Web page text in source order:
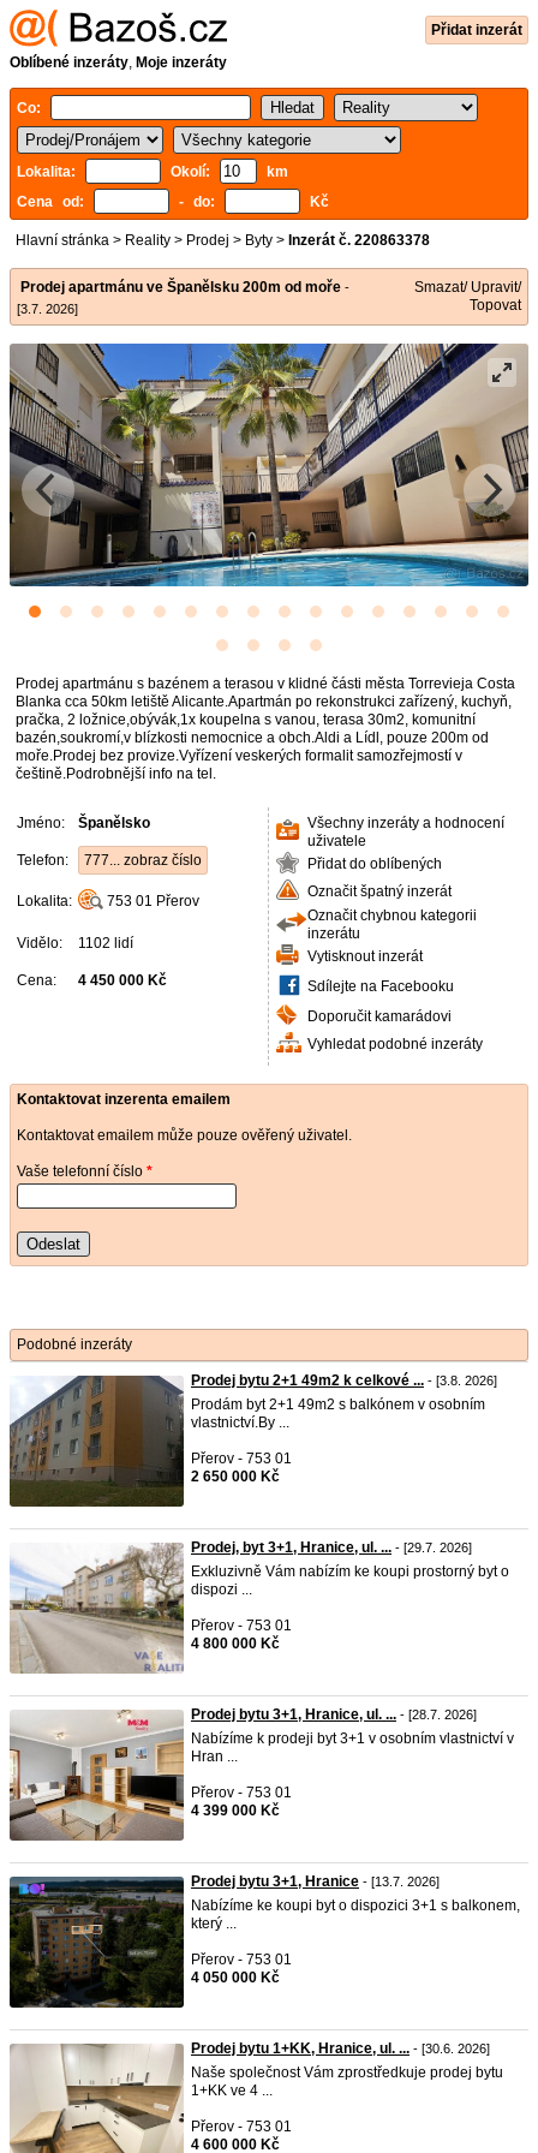
Přidat inzerát
Oblíbené inzeráty, Moje inzeráty
Co:
Lokalita: Okolí:
km
Cena od:
- do: Kč
Hlavní stránka > Reality > Prodej > Byty > Inzerát č. 220863378
Prodej apartmánu ve Španělsku 200m od moře -
[3.7. 2026]
Smazat/ Upravit/
Topovat
Prodej apartmánu s bazénem a terasou v klidné části města Torrevieja Costa
Blanka cca 50km letiště Alicante.Apartmán po rekonstrukci zařízený, kuchyň,
pračka, 2 ložnice,obývák,1x koupelna s vanou, terasa 30m2, komunitní
bazén,soukromí,v blízkosti nemocnice a obch.Aldi a Lídl, pouze 200m od
moře.Prodej bez provize.Vyřízení veskerých formalit samozřejmostí v
češtině.Podrobnější info na tel.
Jméno: Španělsko
Telefon: 777... zobraz číslo
Lokalita: 753 01 Přerov
Vidělo: 1102 lidí
Cena: 4 450 000 Kč
Všechny inzeráty a hodnocení
uživatele
Přidat do oblíbených
Označit špatný inzerát
Označit chybnou kategorii
inzerátu
Vytisknout inzerát
Sdílejte na Facebooku
Doporučit kamarádovi
Vyhledat podobné inzeráty
Kontaktovat inzerenta emailem
Kontaktovat emailem může pouze ověřený uživatel.
Vaše telefonní číslo *
Odeslat
Podobné inzeráty
Prodej bytu 2+1 49m2 k celkové ... - [3.8. 2026]
Prodám byt 2+1 49m2 s balkónem v osobním
vlastnictví.By ...
Přerov - 753 01
2 650 000 Kč
Prodej, byt 3+1, Hranice, ul. ... - [29.7. 2026]
Exkluzivně Vám nabízím ke koupi prostorný byt o
dispozi ...
Přerov - 753 01
4 800 000 Kč
Prodej bytu 3+1, Hranice, ul. ... - [28.7. 2026]
Nabízíme k prodeji byt 3+1 v osobním vlastnictví v
Hran ...
Přerov - 753 01
4 399 000 Kč
Prodej bytu 3+1, Hranice - [13.7. 2026]
Nabízíme ke koupi byt o dispozici 3+1 s balkonem,
který ...
Přerov - 753 01
4 050 000 Kč
Prodej bytu 1+KK, Hranice, ul. ... - [30.6. 2026]
Naše společnost Vám zprostředkuje prodej bytu
1+KK ve 4 ...
Přerov - 753 01
4 600 000 Kč